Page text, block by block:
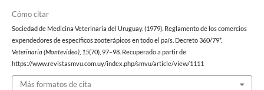
Cómo citar
Sociedad de Medicina Veterinaria del Uruguay. (1979). Reglamento de los comercios
expendedores de específicos zooterápicos en todo el país. Decreto 360/79*.
Veterinaria (Montevideo), 15(70), 97–98. Recuperado a partir de
https://www.revistasmvu.com.uy/index.php/smvu/article/view/1111
Más formatos de cita